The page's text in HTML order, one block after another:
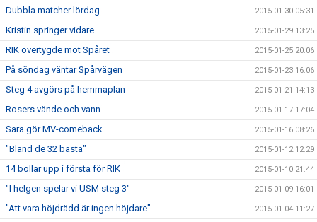
Dubbla matcher lördag 2015-01-30 05:31
Kristin springer vidare 2015-01-29 13:25
RIK övertygde mot Spåret 2015-01-25 20:06
På söndag väntar Spårvägen 2015-01-23 16:06
Steg 4 avgörs på hemmaplan 2015-01-21 14:13
Rosers vände och vann 2015-01-17 17:04
Sara gör MV-comeback 2015-01-16 08:26
"Bland de 32 bästa" 2015-01-12 12:29
14 bollar upp i första för RIK 2015-01-10 21:44
"I helgen spelar vi USM steg 3" 2015-01-09 16:01
"Att vara höjdrädd är ingen höjdare" 2015-01-04 11:27